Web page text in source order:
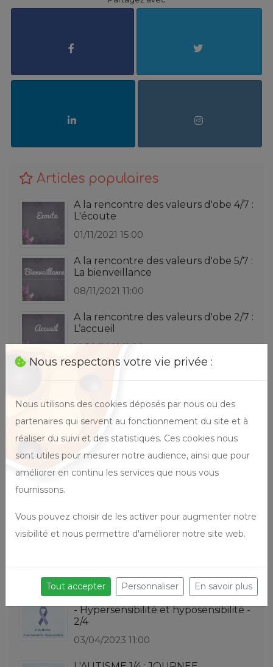
Articles populaires
A la rencontre des valeurs d'obe 4/7 :
L'écoute
01/11/2021 15:00
A la rencontre des valeurs d'obe 5/7 :
La bienveillance
08/11/2021 11:00
A la rencontre des valeurs d'obe 2/7 :
L’accueil
18/10/2021 11:00
25/10/2021 11:00
Derniers articles postés
17/04/2023 11:00
Avril : mois de la visibilité de l'autisme
Avril : Mois de la visibilité de l'autisme
- Hypersensibilité et hyposensibilité -
2/4
03/04/2023 11:00
Nous respectons votre vie privée :
Nous utilisons des cookies déposés par nous ou des
partenaires qui servent au fonctionnement du site et à
réaliser du suivi et des statistiques. Ces cookies nous
sont utiles pour mesurer notre audience, ainsi que pour
améliorer en continu les services que nous vous
fournissons.
Vous pouvez choisir de les activer pour augmenter notre
visibilité et nous permettre d'améliorer notre site web.
Tout accepter Personnaliser En savoir plus